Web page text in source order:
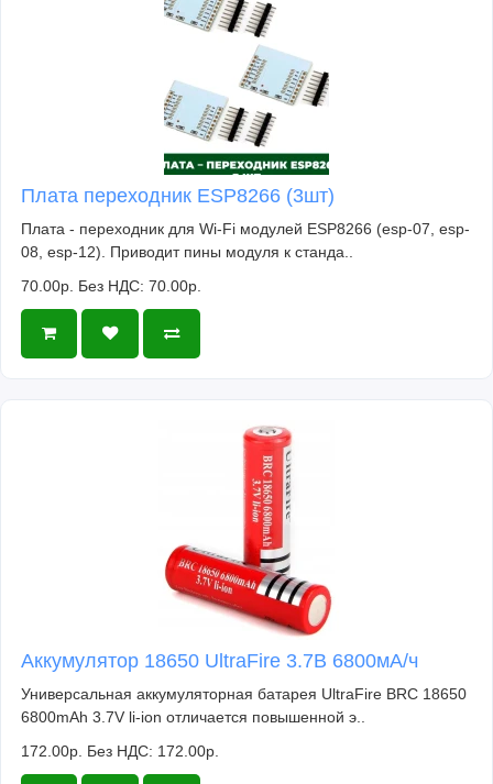
Плата переходник ESP8266 (3шт)
Плата - переходник для Wi-Fi модулей ESP8266 (esp-07, esp-
08, esp-12). Приводит пины модуля к станда..
70.00р. Без НДС: 70.00р.
Аккумулятор 18650 UltraFire 3.7В 6800мА/ч
Универсальная аккумуляторная батарея UltraFire BRC 18650
6800mAh 3.7V li-ion отличается повышенной э..
172.00р. Без НДС: 172.00р.